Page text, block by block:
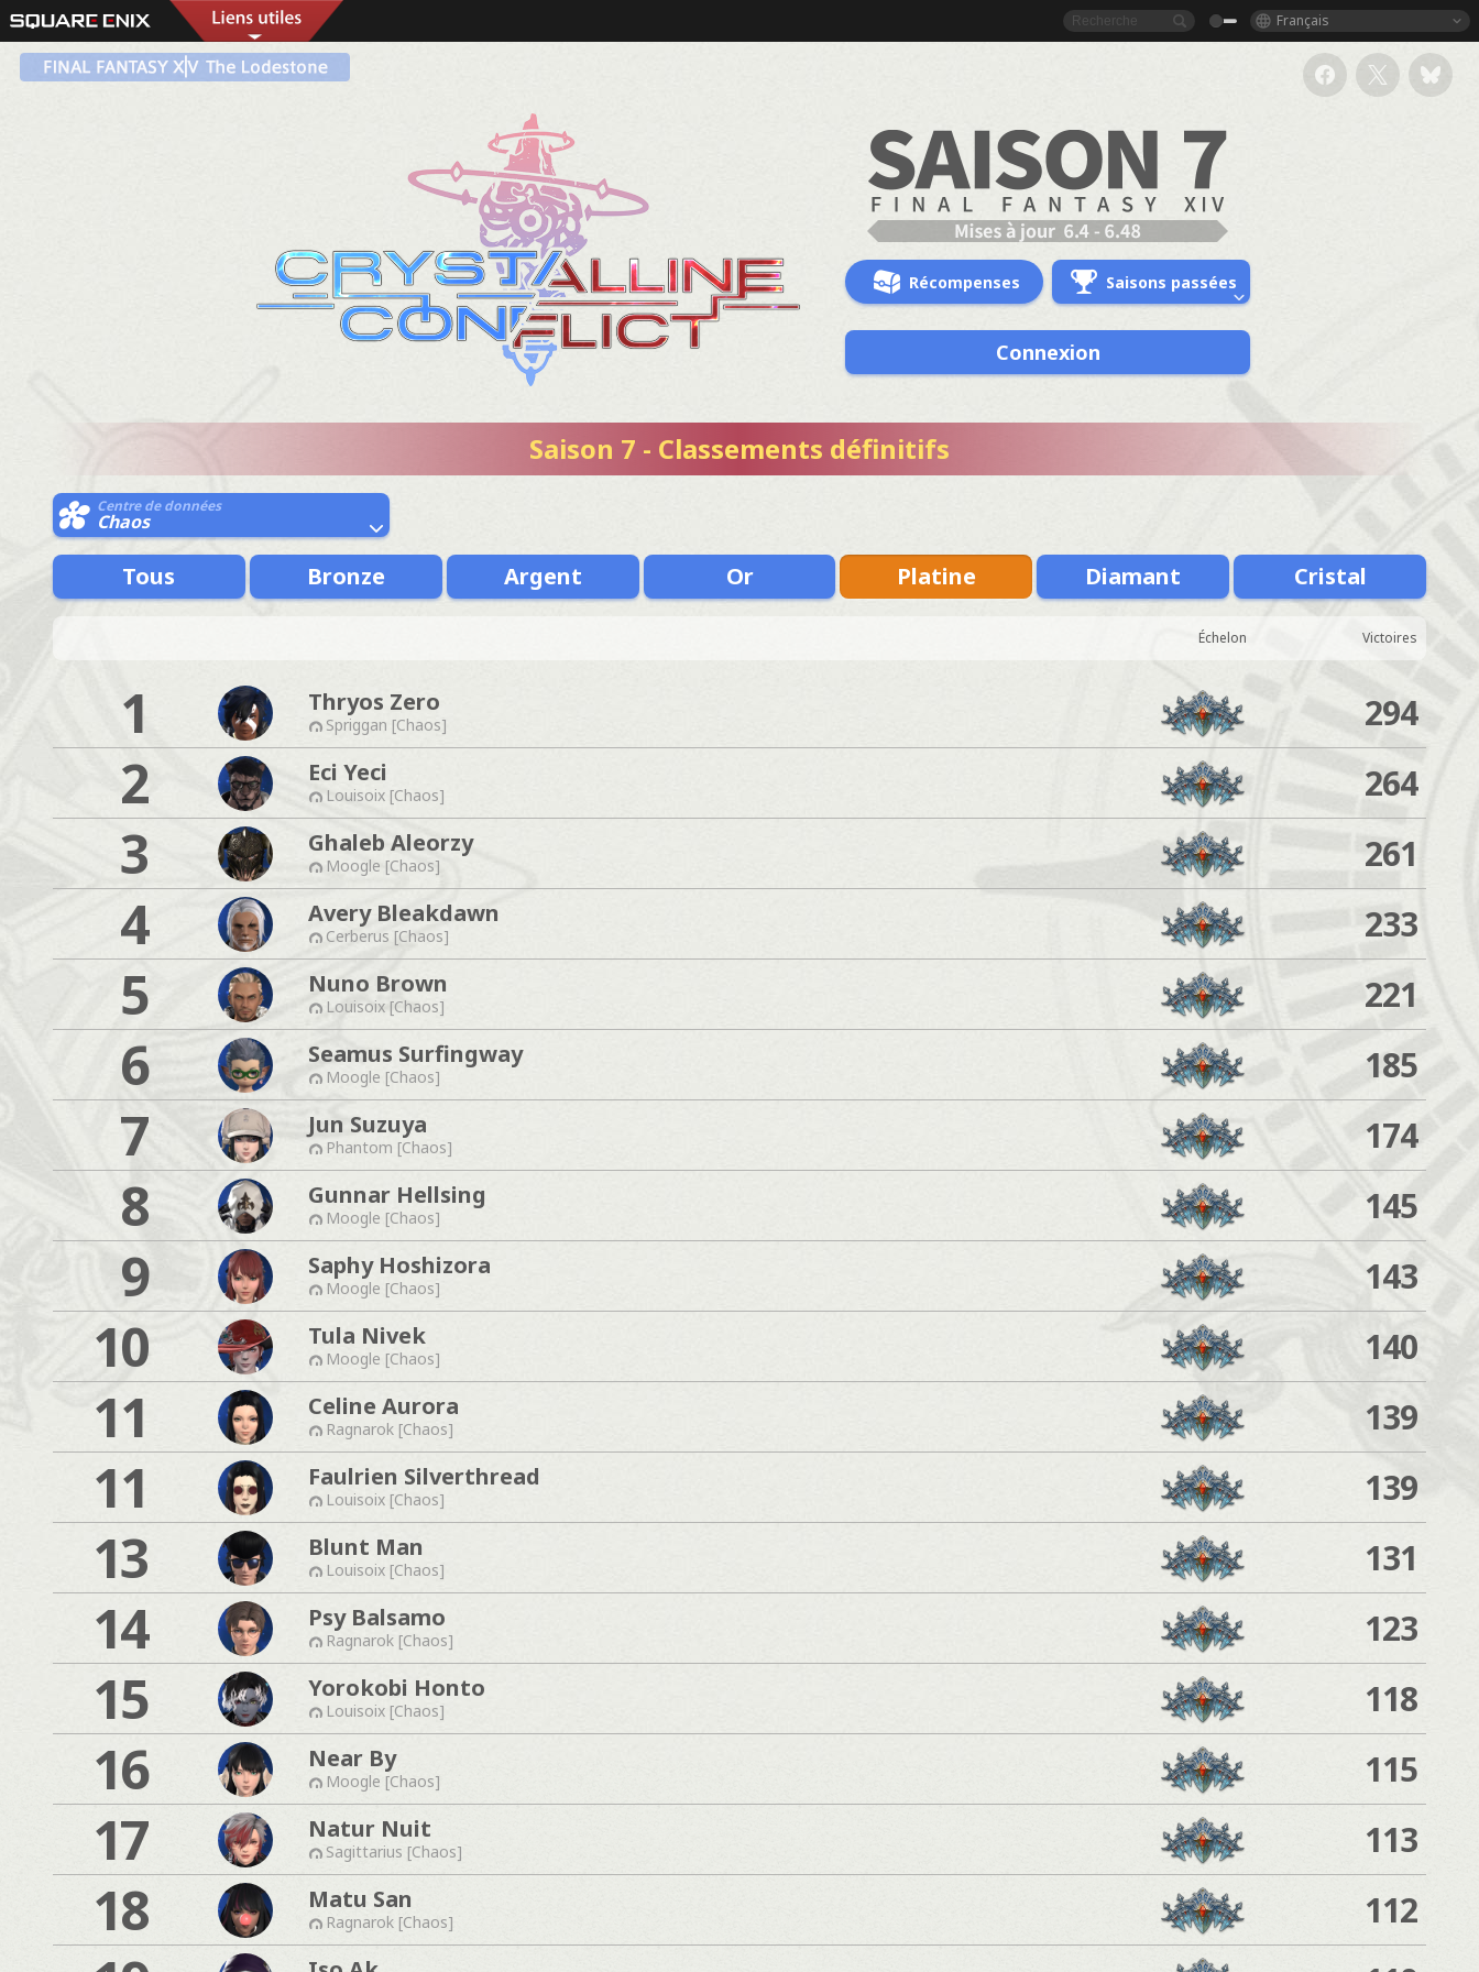
Français
Récompenses Saisons passées
Connexion
Saison 7 - Classements définitifs
Centre de données
Chaos
Tous Bronze Argent Or Platine Diamant Cristal
Échelon Victoires
1 Thryos Zero
Spriggan [Chaos] 294
2 Eci Yeci
Louisoix [Chaos] 264
3 Ghaleb Aleorzy
Moogle [Chaos] 261
4 Avery Bleakdawn
Cerberus [Chaos] 233
5 Nuno Brown
Louisoix [Chaos] 221
6 Seamus Surfingway
Moogle [Chaos] 185
7 Jun Suzuya
Phantom [Chaos] 174
8 Gunnar Hellsing
Moogle [Chaos] 145
9 Saphy Hoshizora
Moogle [Chaos] 143
10 Tula Nivek
Moogle [Chaos] 140
11 Celine Aurora
Ragnarok [Chaos] 139
11 Faulrien Silverthread
Louisoix [Chaos] 139
13 Blunt Man
Louisoix [Chaos] 131
14 Psy Balsamo
Ragnarok [Chaos] 123
15 Yorokobi Honto
Louisoix [Chaos] 118
16 Near By
Moogle [Chaos] 115
17 Natur Nuit
Sagittarius [Chaos] 113
18 Matu San
Ragnarok [Chaos] 112